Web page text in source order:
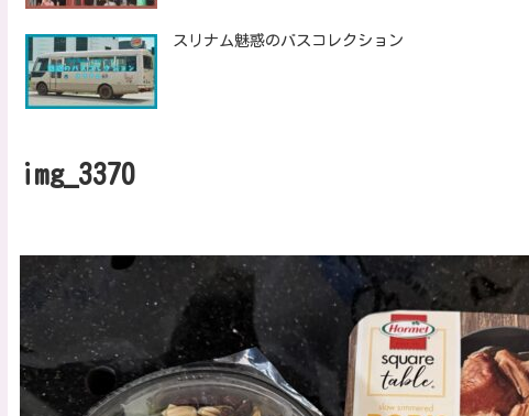
スリナム魅惑のバスコレクション
img_3370